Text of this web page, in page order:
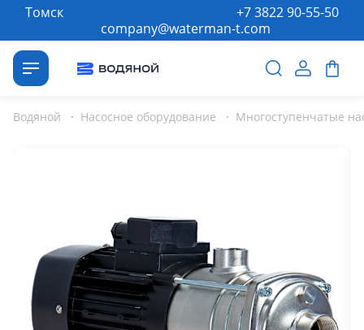
Томск
company@waterman-t.com
+7 3822 90-55-50
Водяной · Насосное оборудование · Многоступенчатые